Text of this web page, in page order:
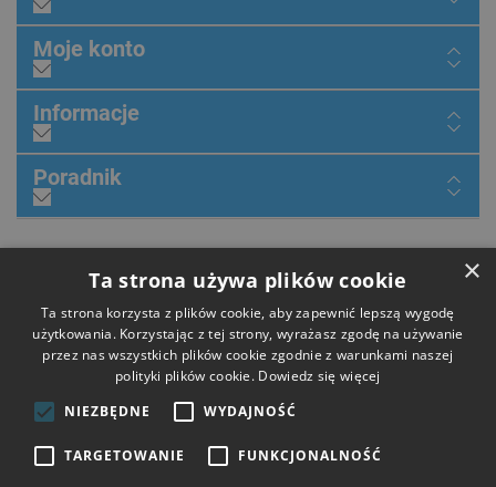
Moje konto
Informacje
Poradnik
Płatności
×
Ta strona używa plików cookie
Ta strona korzysta z plików cookie, aby zapewnić lepszą wygodę
użytkowania. Korzystając z tej strony, wyrażasz zgodę na używanie
przez nas wszystkich plików cookie zgodnie z warunkami naszej
polityki plików cookie. Dowiedz się więcej
NIEZBĘDNE
WYDAJNOŚĆ
TARGETOWANIE FUNKCJONALNOŚĆ